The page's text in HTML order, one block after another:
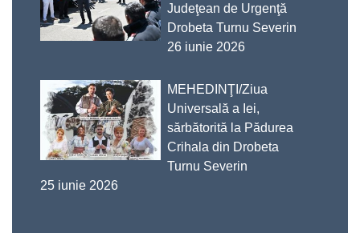
Judeţean de Urgenţă
Drobeta Turnu Severin
26 iunie 2026
MEHEDINŢI/Ziua
Universală a Iei,
sărbătorită la Pădurea
Crihala din Drobeta
Turnu Severin
25 iunie 2026